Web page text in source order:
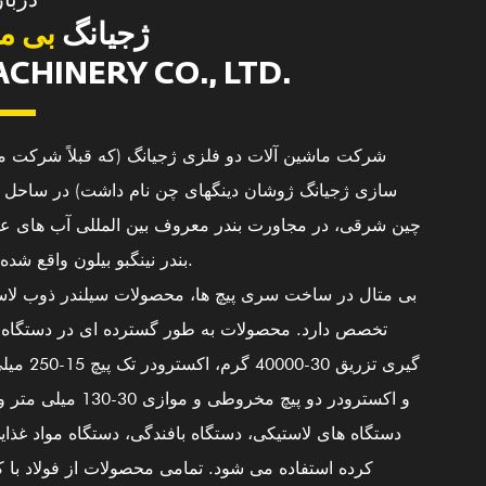
منطقه
25000
محوطه کارگاه
100+
کارمندان ماهر
20
شخصی فنی
ژجیانگ بی
CO., LTD.
شرکت ماشین آلات دو فلزی ژجیانگ (که قبلاً شرکت
سازی ژجیانگ ژوشان دینگهای چن نام داشت) در ساحل
چین شرقی، در مجاورت بندر معروف بین المللی آب های
بندر نینگبو بیلون واقع شده است.
بی متال در ساخت سری پیچ ها، محصولات سیلندر ذوب
تخصص دارد. محصولات به طور گسترده ای در
گیری تزریق 30-
و اکسترودر دو پیچ مخروطی و موازی
دستگاه های لاستیکی، دستگاه بافندگی، دستگاه مواد
کرده استفاده می شود. تمامی محصولات از فولاد با